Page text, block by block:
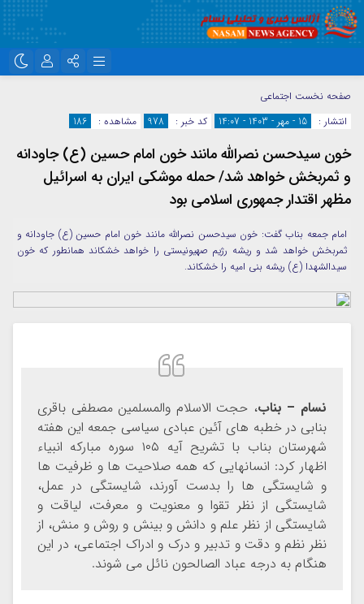
اینستاگرام
سروش
ایتا
آپارات
واتساپ
نام کاربری یا نشانی ایمیل
رمز عبور
صفحه نخست اجتماعی
انتشار :
15 - مهر - 1403 - 14:07 کد خبر : 978 مشاهده : 186
خون سیدحسن نصرالله مانند خون امام حسین (ع) جاودانه
و ثمربخش خواهد شد/ حمله موشکی ایران به اسرائیل
مظهر اقتدار جمهوری اسلامی بود
امام جمعه بناب گفت: خون سیدحسن نصرالله مانند خون امام حسین (ع) جاودانه و
ثمربخش خواهد شد و ریشه رژیم صهیونیستی را خواهد خشکاند همانطور که خون
سیدالشهدا (ع) ریشه بنی امیه را خشکاند.
نسام – بناب، حجت الاسلام والمسلمین مصطفی باقری
بنابی در خطبه های آئین عبادی سیاسی جمعه این هفته
شهرستان بناب با تشریح آیه ۱۰۵ سوره مبارکه انبیاء
اظهار کرد: انسانهایی که همه صلاحیت ها و ظرفیت ها
و شایستگی ها را بدست آورند، شایستگی در عمل،
شایستگی از نظر تقوا و معنویت و معرفت، لیاقت و
شایستگی از نظر علم و دانش و بینش و روش و منش، از
نظر نظم و دقت و تدبیر و درک و ادراک اجتماعی، در این
هنگام به درجه عباد الصالحون نائل می شوند.